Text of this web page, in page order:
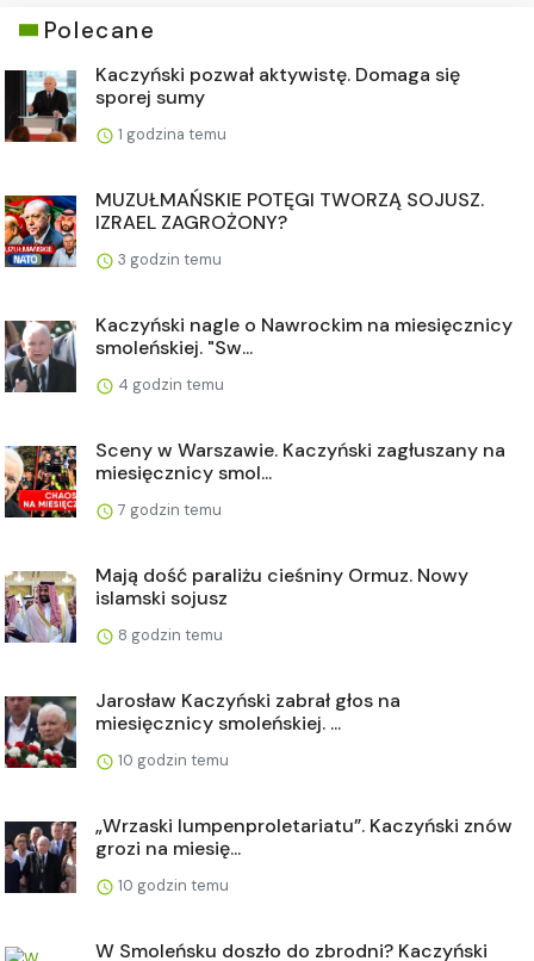
Polecane
Kaczyński pozwał aktywistę. Domaga się
sporej sumy
1 godzina temu
MUZUŁMAŃSKIE POTĘGI TWORZĄ SOJUSZ.
IZRAEL ZAGROŻONY?
3 godzin temu
Kaczyński nagle o Nawrockim na miesięcznicy
smoleńskiej. "Sw...
4 godzin temu
Sceny w Warszawie. Kaczyński zagłuszany na
miesięcznicy smol...
7 godzin temu
Mają dość paraliżu cieśniny Ormuz. Nowy
islamski sojusz
8 godzin temu
Jarosław Kaczyński zabrał głos na
miesięcznicy smoleńskiej. ...
10 godzin temu
„Wrzaski lumpenproletariatu”. Kaczyński znów
grozi na miesię...
10 godzin temu
W Smoleńsku doszło do zbrodni? Kaczyński